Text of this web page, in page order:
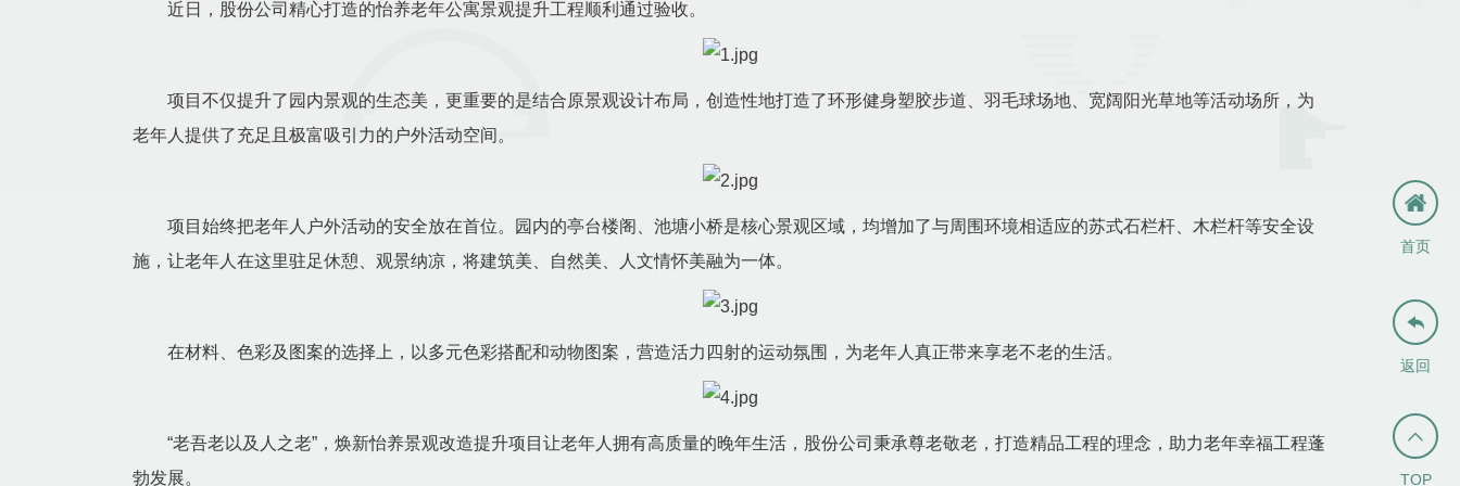
近日，股份公司精心打造的怡养老年公寓景观提升工程顺利通过验收。
项目不仅提升了园内景观的生态美，更重要的是结合原景观设计布局，创造性地打造了环形健身塑胶步道、羽毛球场地、宽阔阳光草地等活动场所，为
老年人提供了充足且极富吸引力的户外活动空间。
项目始终把老年人户外活动的安全放在首位。园内的亭台楼阁、池塘小桥是核心景观区域，均增加了与周围环境相适应的苏式石栏杆、木栏杆等安全设
施，让老年人在这里驻足休憩、观景纳凉，将建筑美、自然美、人文情怀美融为一体。
在材料、色彩及图案的选择上，以多元色彩搭配和动物图案，营造活力四射的运动氛围，为老年人真正带来享老不老的生活。
“老吾老以及人之老”，焕新怡养景观改造提升项目让老年人拥有高质量的晚年生活，股份公司秉承尊老敬老，打造精品工程的理念，助力老年幸福工程蓬
勃发展。
首页

TOP

返回